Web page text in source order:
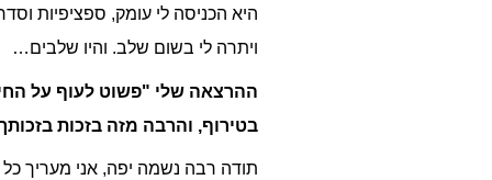
היא הכניסה לי עומק, ספציפיות וסדר בהרצאה. היא לא
ויתרה לי בשום שלב. והיו שלבים…
ההרצאה שלי "פשוט לעוף על החיים" מצליחה היום
בטירוף, והרבה מזה בזכות בזכותך.
תודה רבה נשמה יפה, אני מעריך כל מילה שנכתבה.